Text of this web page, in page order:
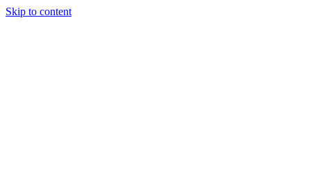
Skip to content